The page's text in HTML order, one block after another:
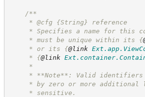
/**
* @cfg {String}
reference
* Specifies a name for this
* must be unique within its {
* or its {@link
* {@link
*
* **Note**: Valid identifiers
* by zero or more additional
* sensitive.